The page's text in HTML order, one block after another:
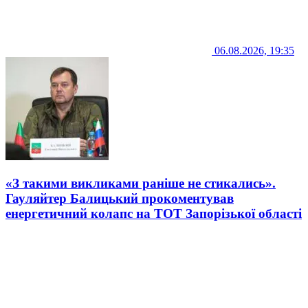
06.08.2026, 19:35
«З такими викликами раніше не стикались».
Гауляйтер Балицький прокоментував
енергетичний колапс на ТОТ Запорізької області